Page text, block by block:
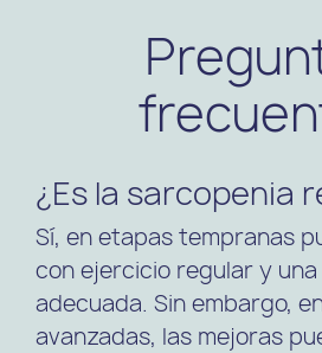
¿Es la sarcopenia
Sí, en etapas tempranas
con ejercicio regular y
adecuada. Sin embargo,
avanzadas, las mejoras